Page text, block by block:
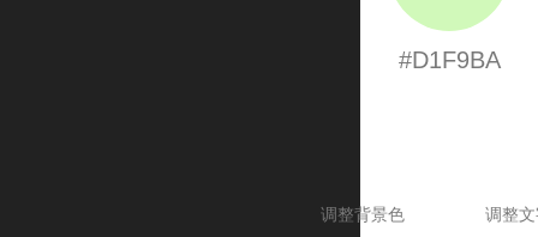
#D1F9BA
调整背景色 调整